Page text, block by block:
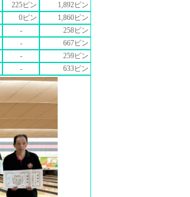
225ピン
1,892ピン
0ピン
1,860ピン
-
258ピン
-
667ピン
-
259ピン
- 633ピン